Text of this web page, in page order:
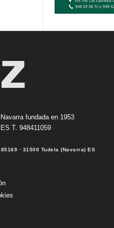
fundada en 1953
T. 948411059
· 31500 Tudela (Navarra) ES